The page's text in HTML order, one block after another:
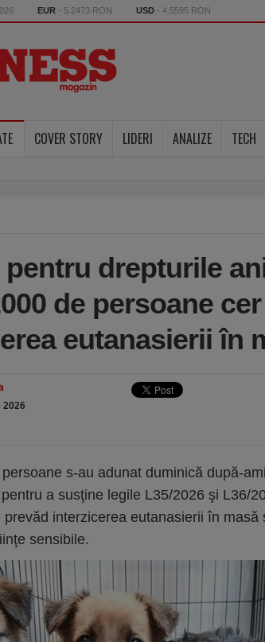
EUR - 5.2473 RON USD - 4.5595 RON
COVER STORY LIDERI ANALIZE TECH
drepturile
de persoane cer
eutanasierii în
2026
s-au adunat duminică după-
a susţine legile L35/2026 şi L36/
prevăd interzicerea eutanasierii în masă
sensibile.